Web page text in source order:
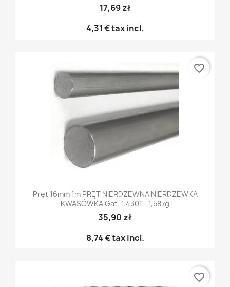
17,69 zł
4,31 €tax incl.
Pręt 16mm 1m PRĘT NIERDZEWNA NIERDZEWKA
KWASÓWKA Gat. 1.4301 - 1,58kg
35,90 zł
8,74 €tax incl.
favorite_border
favorite_border